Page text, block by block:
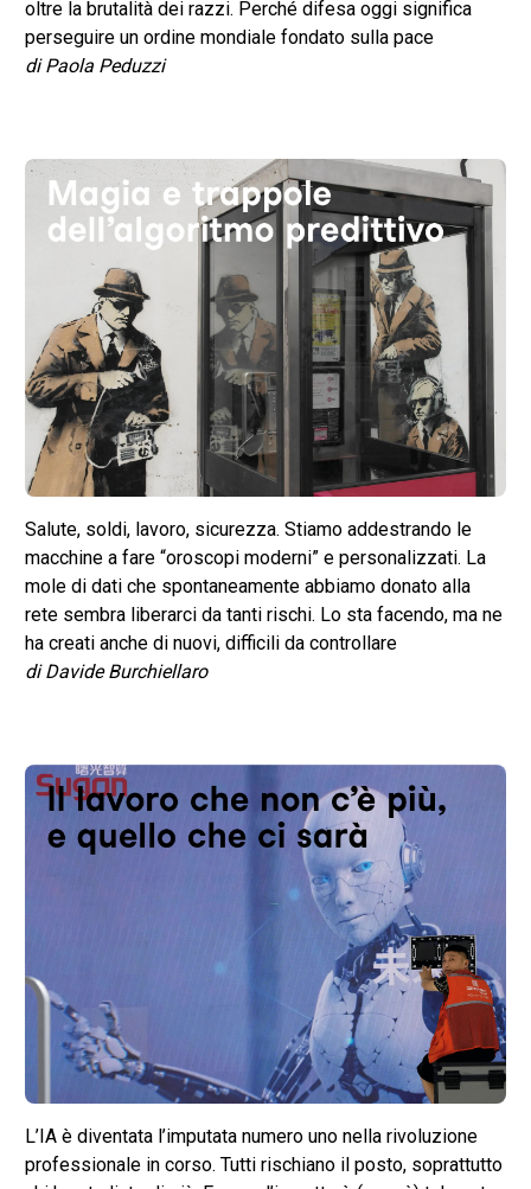
oltre la brutalità dei razzi. Perché difesa oggi significa
perseguire un ordine mondiale fondato sulla pace
di Paola Peduzzi
Salute, soldi, lavoro, sicurezza. Stiamo addestrando le
macchine a fare “oroscopi moderni” e personalizzati. La
mole di dati che spontaneamente abbiamo donato alla
rete sembra liberarci da tanti rischi. Lo sta facendo, ma ne
ha creati anche di nuovi, difficili da controllare
di Davide Burchiellaro
L’IA è diventata l’imputata numero uno nella rivoluzione
professionale in corso. Tutti rischiano il posto, soprattutto